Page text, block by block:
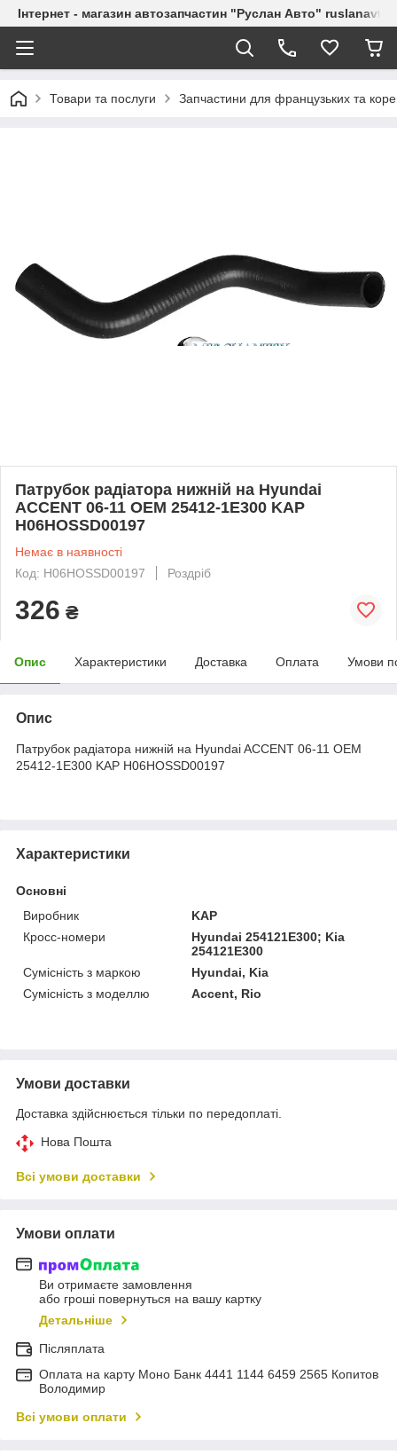
Інтернет - магазин автозапчастин "Руслан Авто"
Товари та послуги Запчастини для французьких та
Патрубок радіатора нижній на Hyundai
ACCENT 06-11 OEM 25412-1E300 KAP
H06HOSSD00197
Немає в наявності
Код: H06HOSSD00197
Роздріб
326 ₴
Опис Характеристики Доставка Оплата Умови
Опис
Патрубок радіатора нижній на Hyundai ACCENT 06-11 OEM
25412-1E300 KAP H06HOSSD00197
Характеристики
Основні
Виробник
KAP
Кросс-номери
Hyundai 254121E300; Kia
254121E300
Сумісність з маркою
Hyundai, Kia
Сумісність з моделлю
Accent, Rio
Умови доставки
Доставка здійснюється тільки по передоплаті.
Нова Пошта
Всі умови доставки
Умови оплати
Ви отримаєте замовлення
або гроші повернуться на вашу картку
Детальніше
Післяплата
Оплата на карту Моно Банк 4441 1144 6459 2565 Копитов
Володимир
Всі умови оплати